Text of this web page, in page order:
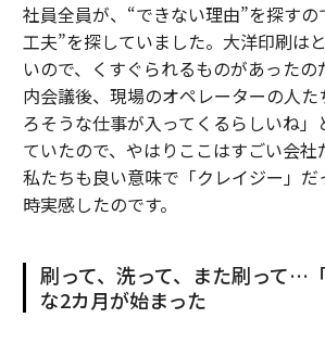
社員全員が、“できない理由”を探すの
工夫”を探していました。大洋印刷は
いので、くすぐられるものがあったの
内会議後、現場のオペレーターの人た
ろそうな仕事が入ってくるらしいね」
ていたので、やはりここはすごい会社
私たちも良い意味で「クレイジー」だ
時実感したのです。
刷って、洗って、また刷って…
な2カ月が始まった